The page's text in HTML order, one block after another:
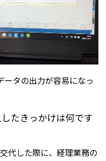
ータの出力が容易になっ
たきっかけは何です
代した際に、経理業務の